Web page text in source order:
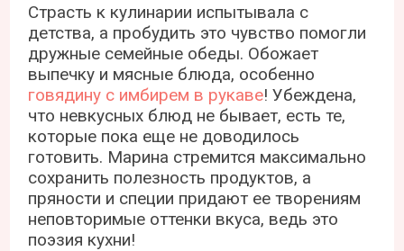
Страсть к кулинарии испытывала с
детства, а пробудить это чувство помогли
дружные семейные обеды. Обожает
выпечку и мясные блюда, особенно
говядину с имбирем в рукаве! Убеждена,
что невкусных блюд не бывает, есть те,
которые пока еще не доводилось
готовить. Марина стремится максимально
сохранить полезность продуктов, а
пряности и специи придают ее творениям
неповторимые оттенки вкуса, ведь это
поэзия кухни!